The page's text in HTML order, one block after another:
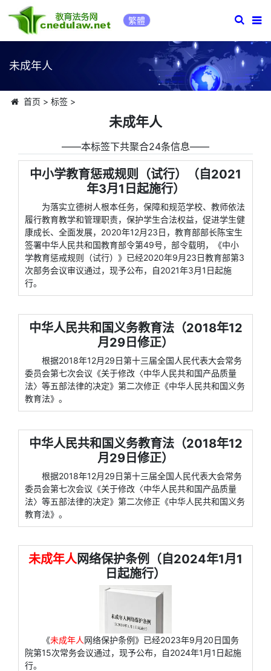
繁體
未成年人
首页 > 标签>
未成年人
――本标签下共聚合24条信息――
中小学教育惩戒规则（试行）（自2021
年3月1日起施行）
为落实立德树人根本任务，保障和规范学校、教师依法
履行教育教学和管理职责，保护学生合法权益，促进学生健
康成长、全面发展，2020年12月23日，教育部部长陈宝生
签署中华人民共和国教育部令第49号，部令载明，《中小
学教育惩戒规则（试行）》已经2020年9月23日教育部第3
次部务会议审议通过，现予公布，自2021年3月1日起施
行。
中华人民共和国义务教育法（2018年12
月29日修正）
根据2018年12月29日第十三届全国人民代表大会常务
委员会第七次会议《关于修改〈中华人民共和国产品质量
法〉等五部法律的决定》第二次修正《中华人民共和国义务
教育法》。
中华人民共和国义务教育法（2018年12
月29日修正）
根据2018年12月29日第十三届全国人民代表大会常务
委员会第七次会议《关于修改〈中华人民共和国产品质量
法〉等五部法律的决定》第二次修正《中华人民共和国义务
教育法》。
未成年人网络保护条例（自2024年1月1
日起施行）
《未成年人网络保护条例》已经2023年9月20日国务
院第15次常务会议通过，现予公布，自2024年1月1日起施
行。